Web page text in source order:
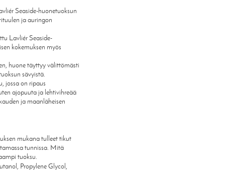
Seaside-huonetuoksun
ja auringon
Lavliér Seaside-
kokemuksen myös
huone täyttyy välittömästi
sävyistä.
jossa on ripaus
ajopuuta ja lehtivihreää
ja maanläheisen
mukana tulleet tikut
tunnissa. Mitä
tuoksu.
Propylene Glycol,